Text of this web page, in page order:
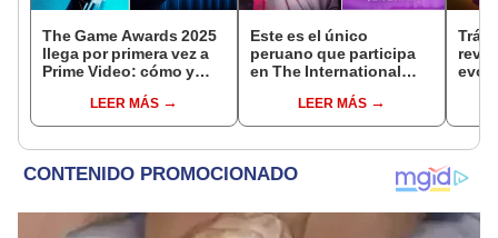
The Game Awards 2025
llega por primera vez a
Prime Video: cómo y
LEER MÁS
Este es el único
peruano que participa
en The International
equipo Heroic
LEER MÁS